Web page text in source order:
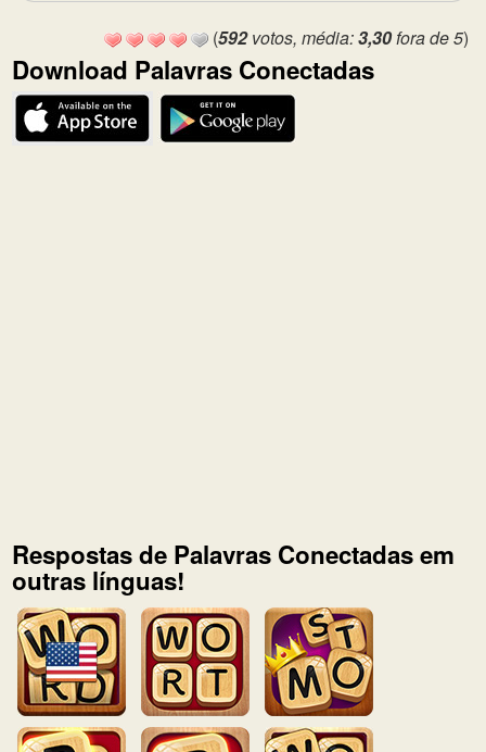
(592votos, média:3,30fora de 5)
Download Palavras Conectadas
Respostas de Palavras Conectadas em
outras línguas!